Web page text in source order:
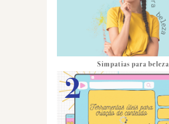
Simpatias para beleza